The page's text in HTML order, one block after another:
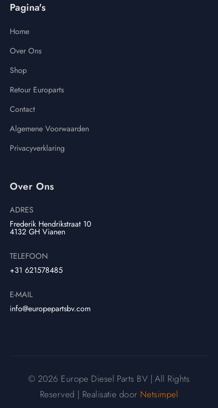
Pagina's
Home
Over Ons
Shop
Retour Europarts
Contact
Algemene Voorwaarden
Privacyverklaring
Over Ons
ADRES
Frederik Hendrikstraat 10
4132 GH Vianen
TELEFOON
+31 621578485
E-MAIL
info@europepartsbv.com
© 2026 Europe Diesel Parts BV | All Rights
Reserved | Realisatie door Netsimpel